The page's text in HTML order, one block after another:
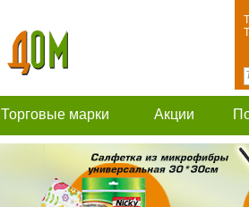
Торговые марки Акции